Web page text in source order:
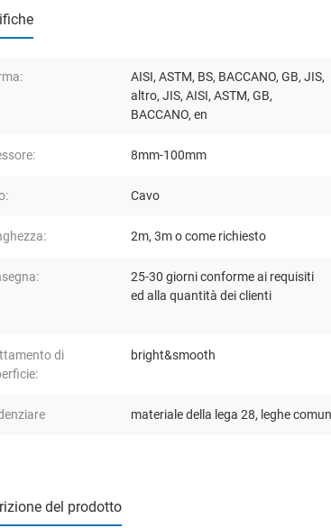
AISI, ASTM, BS, BACCANO, GB, JIS,
altro, JIS, AISI, ASTM, GB,
BACCANO, en
8mm-100mm
Cavo
2m, 3m o come richiesto
25-30 giorni conforme ai requisiti
ed alla quantità dei clienti
di
bright&smooth
materiale della lega 28, leghe
del prodotto